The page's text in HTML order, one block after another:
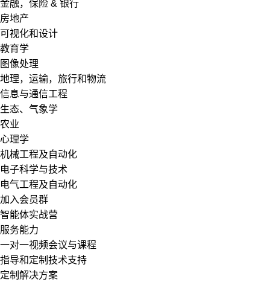
金融，保险 & 银行
房地产
可视化和设计
教育学
图像处理
地理，运输，旅行和物流
信息与通信工程
生态、气象学
农业
心理学
机械工程及自动化
电子科学与技术
电气工程及自动化
加入会员群
智能体实战营
服务能力
一对一视频会议与课程
指导和定制技术支持
定制解决方案